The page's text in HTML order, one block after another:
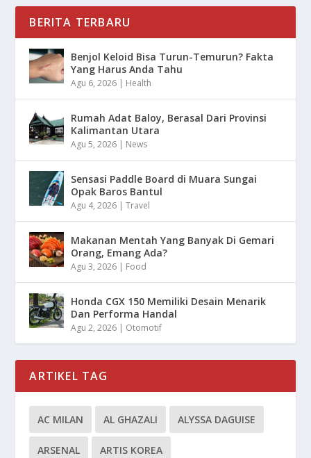
BERITA TERBARU
Benjol Keloid Bisa Turun-Temurun? Fakta
Yang Harus Anda Tahu
Agu 6, 2026 | Health
Rumah Adat Baloy, Berasal Dari Provinsi
Kalimantan Utara
Agu 5, 2026 | News
Sensasi Paddle Board di Muara Sungai
Opak Baros Bantul
Agu 4, 2026 |Travel
Makanan Mentah Yang Banyak Di Gemari
Orang, Emang Ada?
Agu 3, 2026 | Food
Honda CGX 150 Memiliki Desain Menarik
Dan Performa Handal
Agu 2, 2026 | Otomotif
ARTIKEL TAG
AC MILAN AL GHAZALI ALYSSA DAGUISE
ARSENAL ARTIS KOREA